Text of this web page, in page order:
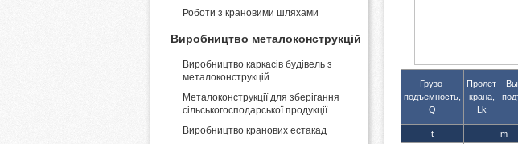
Роботи з крановими шляхами
Виробництво металоконструкцій
Виробництво каркасів будівель з
металоконструкцій
Металоконструкції для зберігання
сільськогосподарської продукції
Виробництво кранових естакад
Грузо-
подъемность,
Q
Пролет
крана,
Lk
t m